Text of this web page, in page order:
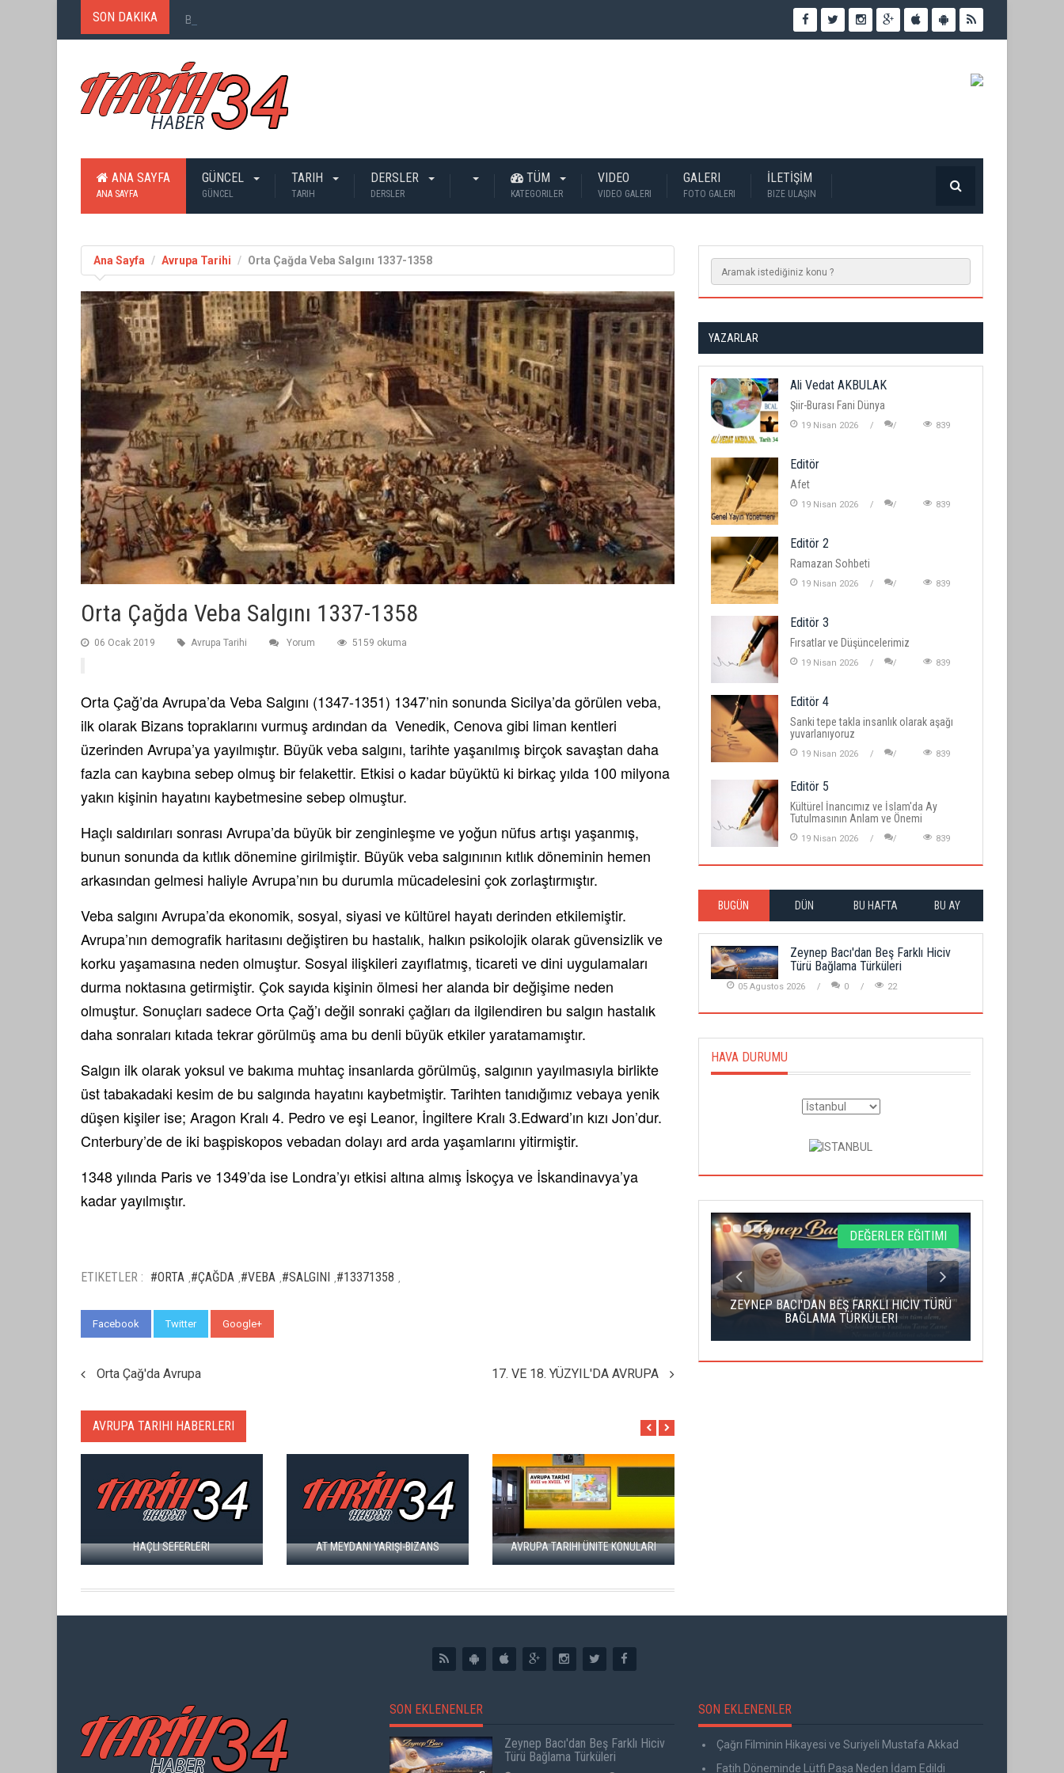
SON DAKIKA Birinci Dünya Savaşı`nda Ne Kadar İnsan Öldü?
ANA SAYFA
ANA SAYFA
GÜNCEL
GÜNCEL
TARIH
TARIH
DERSLER
DERSLER
TÜM
KATEGORILER
VIDEO
VIDEO GALERI
GALERI
FOTO GALERI
İLETİŞİM
BIZE ULAŞIN
Ana Sayfa Avrupa Tarihi Orta Çağda Veba Salgını 1337-1358
Orta Çağda Veba Salgını 1337-1358
06 Ocak 2019 Avrupa Tarihi Yorum 5159 okuma
Orta Çağ’da Avrupa’da Veba Salgını (1347-1351) 1347’nin sonunda Sicilya’da görülen veba,
ilk olarak Bizans topraklarını vurmuş ardından da Venedik, Cenova gibi liman kentleri
üzerinden Avrupa’ya yayılmıştır. Büyük veba salgını, tarihte yaşanılmış birçok savaştan daha
fazla can kaybına sebep olmuş bir felakettir. Etkisi o kadar büyüktü ki birkaç yılda 100 milyona
yakın kişinin hayatını kaybetmesine sebep olmuştur.
Haçlı saldırıları sonrası Avrupa’da büyük bir zenginleşme ve yoğun nüfus artışı yaşanmış,
bunun sonunda da kıtlık dönemine girilmiştir. Büyük veba salgınının kıtlık döneminin hemen
arkasından gelmesi haliyle Avrupa’nın bu durumla mücadelesini çok zorlaştırmıştır.
Veba salgını Avrupa’da ekonomik, sosyal, siyasi ve kültürel hayatı derinden etkilemiştir.
Avrupa’nın demografik haritasını değiştiren bu hastalık, halkın psikolojik olarak güvensizlik ve
korku yaşamasına neden olmuştur. Sosyal ilişkileri zayıflatmış, ticareti ve dini uygulamaları
durma noktasına getirmiştir. Çok sayıda kişinin ölmesi her alanda bir değişime neden
olmuştur. Sonuçları sadece Orta Çağ’ı değil sonraki çağları da ilgilendiren bu salgın hastalık
daha sonraları kıtada tekrar görülmüş ama bu denli büyük etkiler yaratamamıştır.
Salgın ilk olarak yoksul ve bakıma muhtaç insanlarda görülmüş, salgının yayılmasıyla birlikte
üst tabakadaki kesim de bu salgında hayatını kaybetmiştir. Tarihten tanıdığımız vebaya yenik
düşen kişiler ise; Aragon Kralı 4. Pedro ve eşi Leanor, İngiltere Kralı 3.Edward’ın kızı Jon’dur.
Cnterbury’de de iki başpiskopos vebadan dolayı ard arda yaşamlarını yitirmiştir.
1348 yılında Paris ve 1349’da ise Londra’yı etkisi altına almış İskoçya ve İskandinavya’ya
kadar yayılmıştır.
ETIKETLER : #ORTA #ÇAĞDA #VEBA #SALGINI #13371358
Facebook Twitter Google+
Orta Çağ'da Avrupa 17. VE 18. YÜZYIL'DA AVRUPA
AVRUPA TARIHI HABERLERI
HAÇLI SEFERLERI AT MEYDANI YARIŞI-BIZANS AVRUPA TARIHI ÜNITE KONULARI
YAZARLAR
Ali Vedat AKBULAK
Şiir-Burası Fani Dünya
19 Nisan 2026 839
Editör
Afet
19 Nisan 2026 839
Editör 2
Ramazan Sohbeti
19 Nisan 2026 839
Editör 3
Fırsatlar ve Düşüncelerimiz
19 Nisan 2026 839
Editör 4
Sanki tepe takla insanlık olarak aşağı
yuvarlanıyoruz
19 Nisan 2026 839
Editör 5
Kültürel İnancımız ve İslam'da Ay
Tutulmasının Anlam ve Önemi
19 Nisan 2026 839
BUGÜN DÜN BU HAFTA BU AY
Zeynep Bacı'dan Beş Farklı Hiciv
Türü Bağlama Türküleri
05 Agustos 2026 0 22
HAVA DURUMU
DEĞERLER EĞITIMI
ZEYNEP BACI'DAN BEŞ FARKLI HICIV TÜRÜ
BAĞLAMA TÜRKÜLERI
SON EKLENENLER
Zeynep Bacı'dan Beş Farklı Hiciv
Türü Bağlama Türküleri
SON EKLENENLER
Çağrı Filminin Hikayesi ve Suriyeli Mustafa Akkad
Fatih Döneminde Lütfi Paşa Neden İdam Edildi